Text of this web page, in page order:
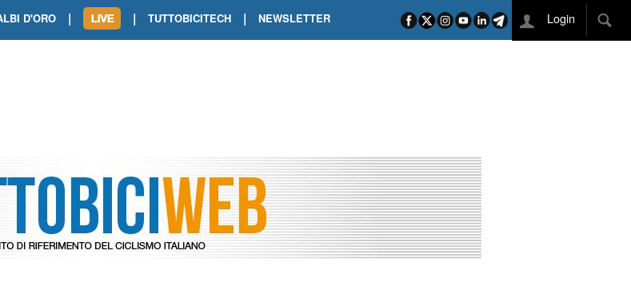
D'ORO |
TOUR DE FRANCE. ORCIERES-MERLETTE INCORONA CARAPAZ
TOUR DE FRANCE. A VOIRON TRIONFO DI PHILIPSEN SU SCHMID E KOOIJ
| TUTTOBICITECH | NEWSLETTER Login